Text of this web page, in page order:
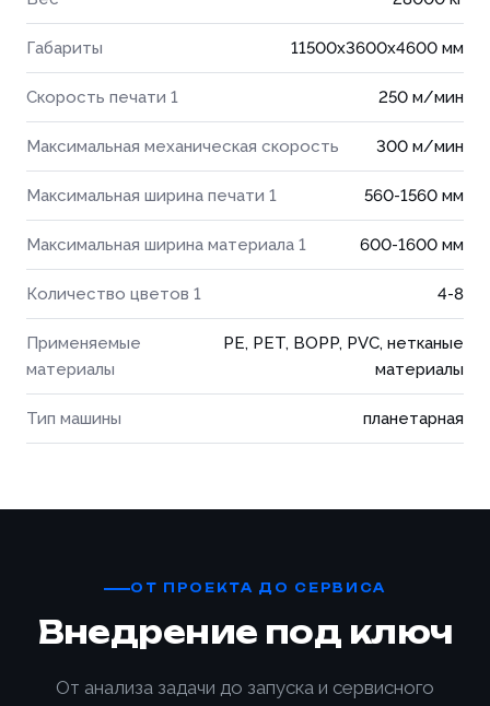
Габариты 11500x3600x4600 мм
Скорость печати 1 250 м/мин
Максимальная механическая скорость 300 м/мин
Максимальная ширина печати 1 560-1560 мм
Максимальная ширина материала 1 600-1600 мм
Количество цветов 1 4-8
Применяемые
материалы
PE, PET, BOPP, PVC, нетканые
материалы
Тип машины планетарная
ОТ ПРОЕКТА ДО СЕРВИСА
Внедрение под ключ
От анализа задачи до запуска и сервисного